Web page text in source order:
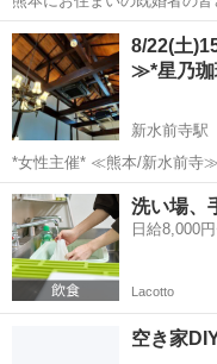
の中で、 「自分の時間がほ
い」 そう感じることはありませんか？😊 当サ
の安心・健...
熊本 熊本市 友達
8/22(土
≫*星乃
新水前寺駅
*女性主催* ≪熊本/新水前寺≫ *星乃珈
すので 女性の方お一人様で
熊本 熊本市 新水前
洗い場、
日給8,000
Lacotto
空き家